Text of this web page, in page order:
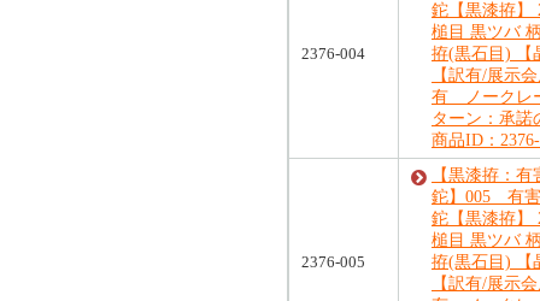
2376-004
鉈【黒漆拵】
槌目 黒ツバ
拵(黒石目) 【
【訳有/展示
有 ノークレ
ターン：承諾
商品ID：
2376-005
【黒漆拵：
鉈】005 有
鉈【黒漆拵】
槌目 黒ツバ
拵(黒石目) 【
【訳有/展示